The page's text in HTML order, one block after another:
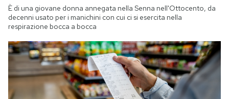
È di una giovane donna annegata nella Senna nell'Ottocento, da
decenni usato per i manichini con cui ci si esercita nella
respirazione bocca a bocca